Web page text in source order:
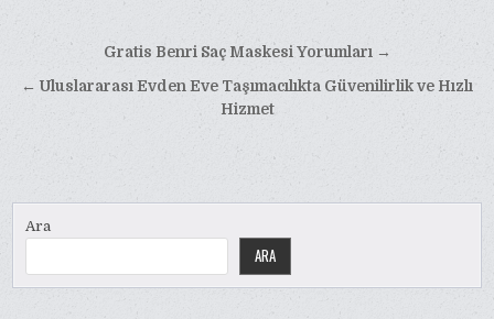
gezinmesi
Gratis Benri Saç Maskesi Yorumları →
← Uluslararası Evden Eve Taşımacılıkta Güvenilirlik ve Hızlı
Hizmet
Ara
ARA